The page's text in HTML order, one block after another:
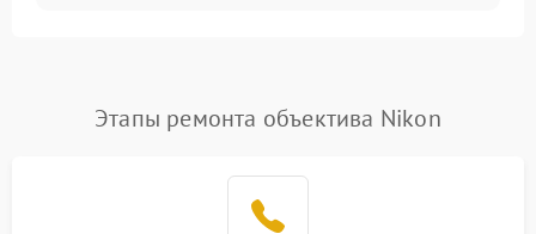
Проблемы с резкостью
Этапы ремонта объектива Nikon